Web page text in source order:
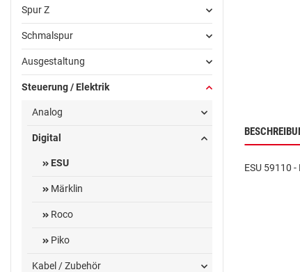
ESU 59110
Spur Z
Schmalspur
Ausgestaltung
Steuerung / Elektrik
Analog
Digital
ESU
Märklin
Roco
Piko
Kabel / Zubehör